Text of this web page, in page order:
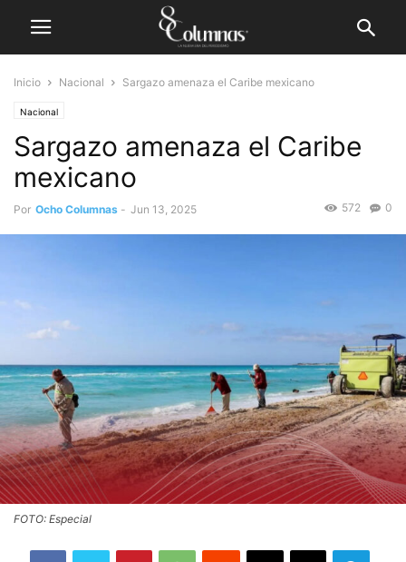
Inicio Nacional Sargazo amenaza el Caribe mexicano
Nacional
Sargazo amenaza el Caribe
mexicano
Por Ocho Columnas - Jun 13, 2025 0
572
FOTO: Especial